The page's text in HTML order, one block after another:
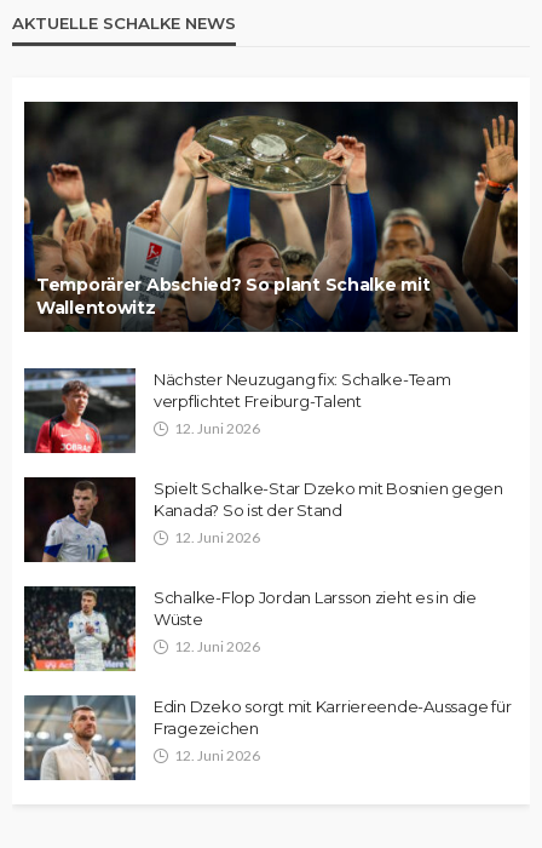
AKTUELLE SCHALKE NEWS
Temporärer Abschied? So plant Schalke mit
Wallentowitz
Nächster Neuzugang fix: Schalke-Team
verpflichtet Freiburg-Talent
12. Juni 2026
Spielt Schalke-Star Dzeko mit Bosnien gegen
Kanada? So ist der Stand
12. Juni 2026
Schalke-Flop Jordan Larsson zieht es in die
Wüste
12. Juni 2026
Edin Dzeko sorgt mit Karriereende-Aussage für
Fragezeichen
12. Juni 2026